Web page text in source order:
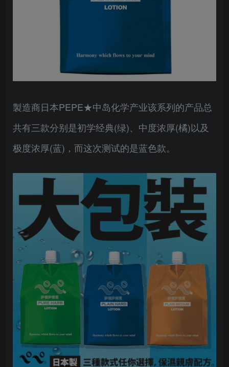
製造商日本PEPE★中岛化学产业该系列的产品总
共有三款分别是初学经典(绿)、中度浓厚(橘)以及
极度浓厚(蓝)，而这次测试的是蓝色款。